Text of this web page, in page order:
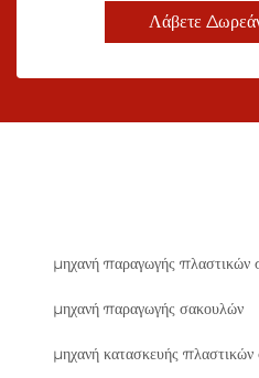
Λάβετε
μηχανή παραγωγής πλαστικών
μηχανή παραγωγής σακουλών
μηχανή κατασκευής